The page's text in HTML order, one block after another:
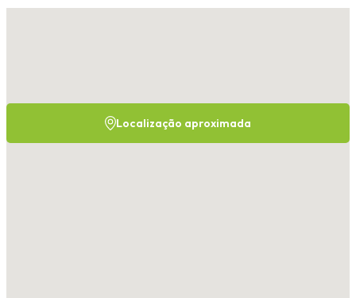
Localização aproximada